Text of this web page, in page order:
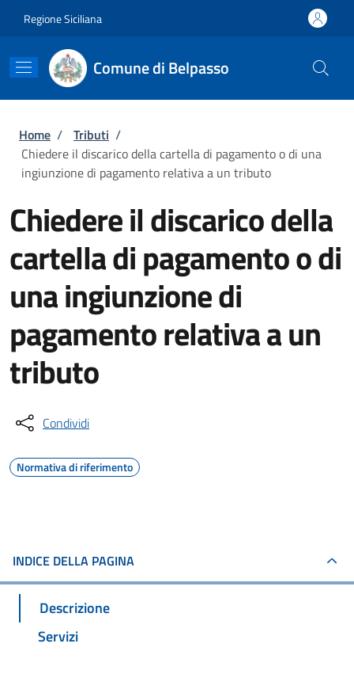
Regione Siciliana
Comune di Belpasso
Briciole di pane
Home / Tributi /
Chiedere il discarico della cartella di pagamento o di una
ingiunzione di pagamento relativa a un tributo
Chiedere il discarico della
cartella di pagamento o di
una ingiunzione di
pagamento relativa a un
tributo
Condividi
Normativa di riferimento
INDICE DELLA PAGINA
Descrizione
Servizi